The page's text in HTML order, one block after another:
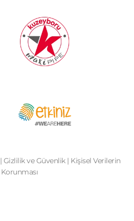
| Gizlilik ve Güvenlik| Kişisel Verilerin
Korunması